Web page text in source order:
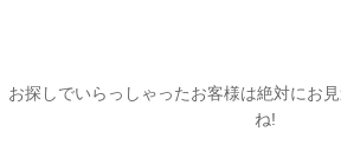
お探しでいらっしゃったお客様は絶対にお
ね!